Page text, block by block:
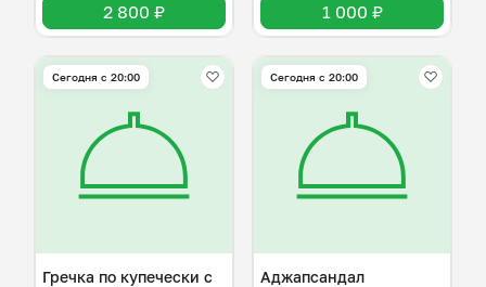
2 800 ₽ 1 000 ₽
Сегодня с 20:00
Гречка по купечески с
Сегодня с 20:00
Аджапсандал